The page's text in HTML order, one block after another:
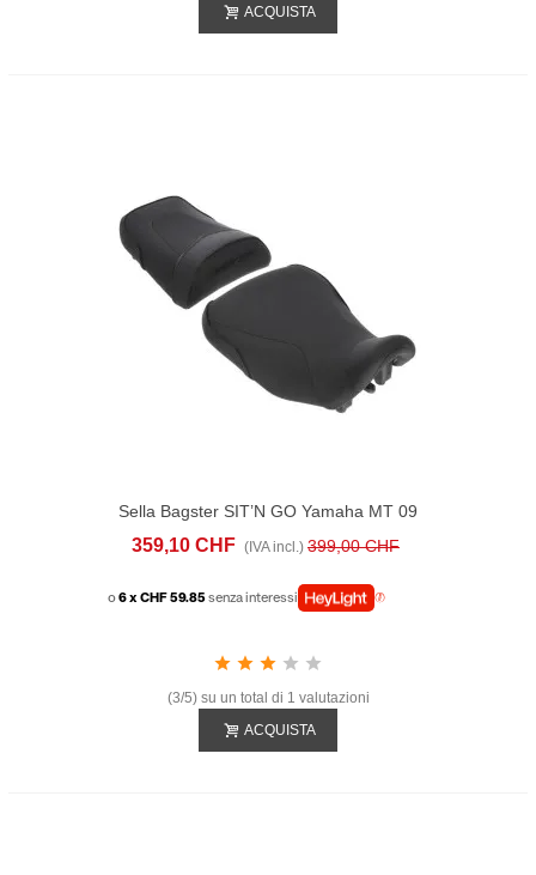
ACQUISTA
Sella Bagster SIT’N GO Yamaha MT 09
Tracer (2014-17) Nera
359,10 CHF (IVA incl.) 399,00 CHF
o6 x CHF 59.85senza interessi
(3/5) su un total di 1 valutazioni
ACQUISTA